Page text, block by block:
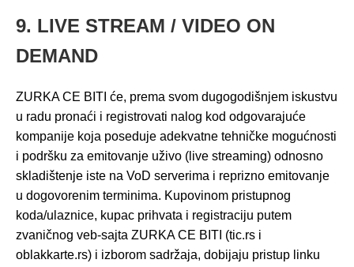
9. LIVE STREAM / VIDEO ON
DEMAND
ZURKA CE BITI će, prema svom dugogodišnjem iskustvu
u radu pronaći i registrovati nalog kod odgovarajuće
kompanije koja poseduje adekvatne tehničke mogućnosti
i podršku za emitovanje uživo (live streaming) odnosno
skladištenje iste na VoD serverima i reprizno emitovanje
u dogovorenim terminima. Kupovinom pristupnog
koda/ulaznice, kupac prihvata i registraciju putem
zvaničnog veb-sajta ZURKA CE BITI (tic.rs i
oblakkarte.rs) i izborom sadržaja, dobijaju pristup linku